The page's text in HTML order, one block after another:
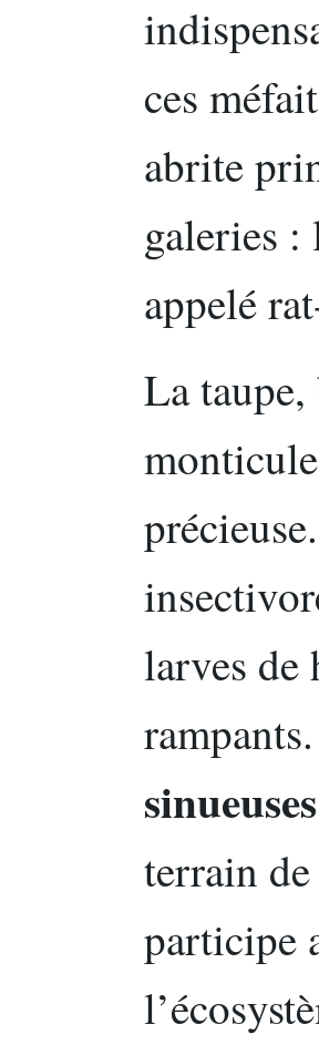
ces
abrite
galeries :
appelé
La
larves de
rampants.
sinueuses
terrain
participe